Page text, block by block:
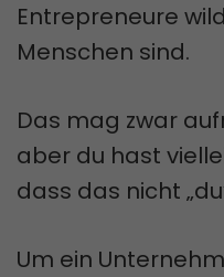
Entrepreneure
Menschen sind.
Das mag zwar
aber du hast
dass das nicht
Um ein